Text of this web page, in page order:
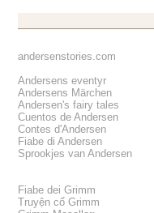
andersenstories.com
Andersens eventyr
Andersens Märchen
Andersen's fairy tales
Cuentos de Andersen
Contes d'Andersen
Fiabe di Andersen
Sprookjes van Andersen
Fiabe dei Grimm
Truyện cổ Grimm